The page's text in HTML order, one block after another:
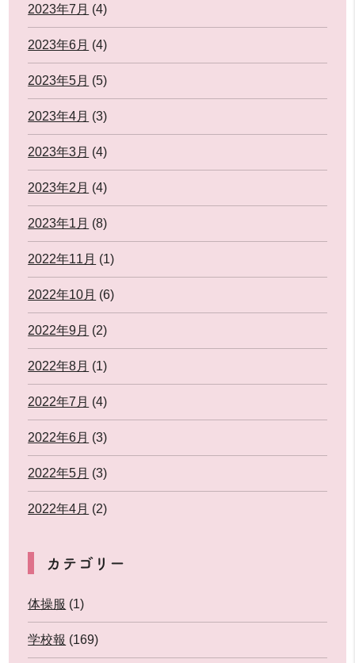
2023年7月 (4)
2023年6月 (4)
2023年5月 (5)
2023年4月 (3)
2023年3月 (4)
2023年2月 (4)
2023年1月 (8)
2022年11月 (1)
2022年10月 (6)
2022年9月 (2)
2022年8月 (1)
2022年7月 (4)
2022年6月 (3)
2022年5月 (3)
2022年4月 (2)
カテゴリー
体操服 (1)
学校報 (169)